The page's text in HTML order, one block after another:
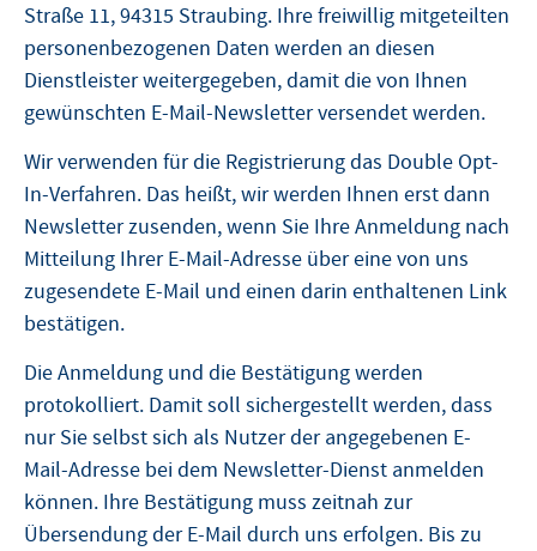
Straße 11, 94315 Straubing. Ihre freiwillig mitgeteilten
personenbezogenen Daten werden an diesen
Dienstleister weitergegeben, damit die von Ihnen
gewünschten E-Mail-Newsletter versendet werden.
Wir verwenden für die Registrierung das Double Opt-
In-Verfahren. Das heißt, wir werden Ihnen erst dann
Newsletter zusenden, wenn Sie Ihre Anmeldung nach
Mitteilung Ihrer E-Mail-Adresse über eine von uns
zugesendete E-Mail und einen darin enthaltenen Link
bestätigen.
Die Anmeldung und die Bestätigung werden
protokolliert. Damit soll sichergestellt werden, dass
nur Sie selbst sich als Nutzer der angegebenen E-
Mail-Adresse bei dem Newsletter-Dienst anmelden
können. Ihre Bestätigung muss zeitnah zur
Übersendung der E-Mail durch uns erfolgen. Bis zu